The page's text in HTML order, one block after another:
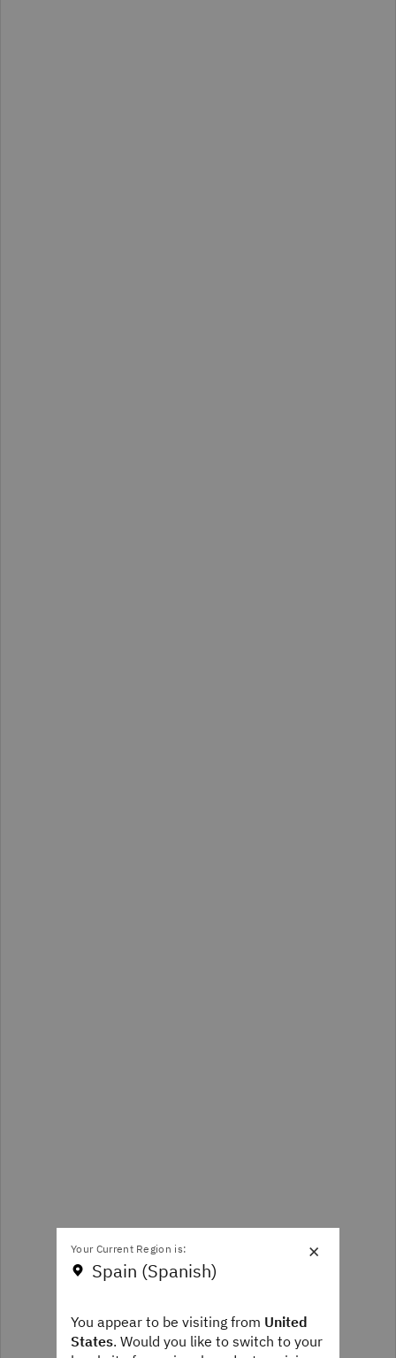
×
Your Current Region is:
Spain (Spanish)
You appear to be visiting from United
States. Would you like to switch to your